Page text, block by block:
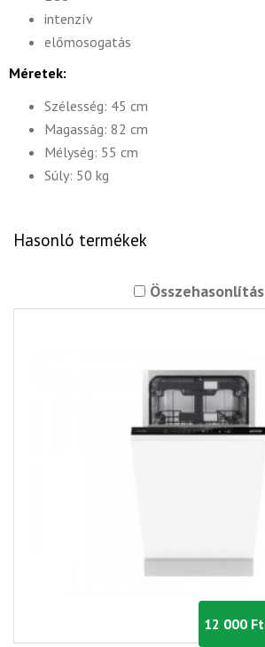
intenzív
előmosogatás
Méretek:
Szélesség: 45 cm
Magasság: 82 cm
Mélység: 55 cm
Súly: 50 kg
Hasonló termékek
Összehasonlítás
12 000